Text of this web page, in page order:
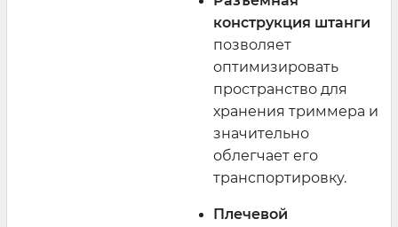
конструкция штанги
позволяет
оптимизировать
пространство для
хранения триммера и
значительно
облегчает его
транспортировку.
Плечевой